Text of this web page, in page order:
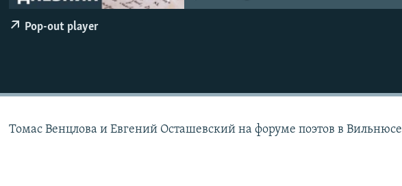
Pop-out player
Томас Венцлова и Евгений Осташевский на форуме поэтов в Вильнюсе